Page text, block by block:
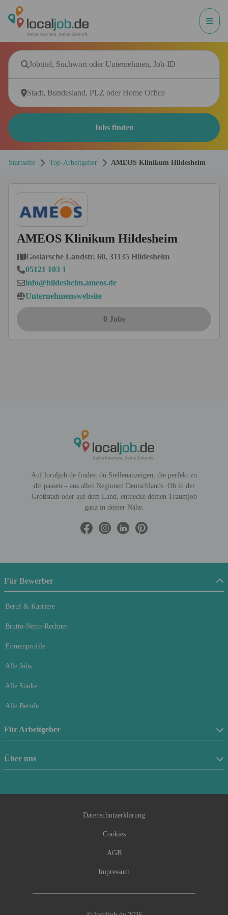
Jobs finden
Startseite Top-Arbeitgeber AMEOS Klinikum Hildesheim
AMEOS Klinikum Hildesheim
Goslarsche Landstr. 60, 31135 Hildesheim
05121 103 1
info@hildesheim.ameos.de
Unternehmenswebsite
0 Jobs
Auf localjob.de findest du Stellenanzeigen, die perfekt zu
dir passen – aus allen Regionen Deutschlands. Ob in der
Großstadt oder auf dem Land, entdecke deinen Traumjob
ganz in deiner Nähe.
Für Bewerber
Beruf & Karriere
Brutto-Netto-Rechner
Firmenprofile
Alle Jobs
Alle Städte
Alle Berufe
Für Arbeitgeber
Stellenanzeige schalten
Beraterfinder
Über uns
Datenschutzerklärung
Cookies
AGB
Impressum